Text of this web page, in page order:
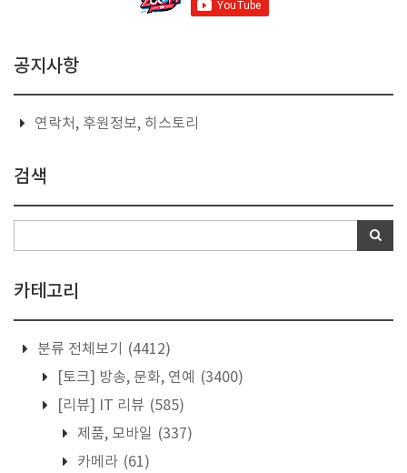
공지사항
연락처, 후원정보, 히스토리
검색
카테고리
분류 전체보기
(4412)
[토크] 방송, 문화, 연예
(3400)
[리뷰] IT 리뷰 (585)
제품, 모바일 (337)
카메라 (61)